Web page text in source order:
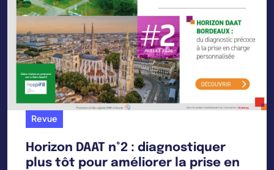
Revue
Horizon DAAT n°2 : diagnostiquer
plus tôt pour améliorer la prise en